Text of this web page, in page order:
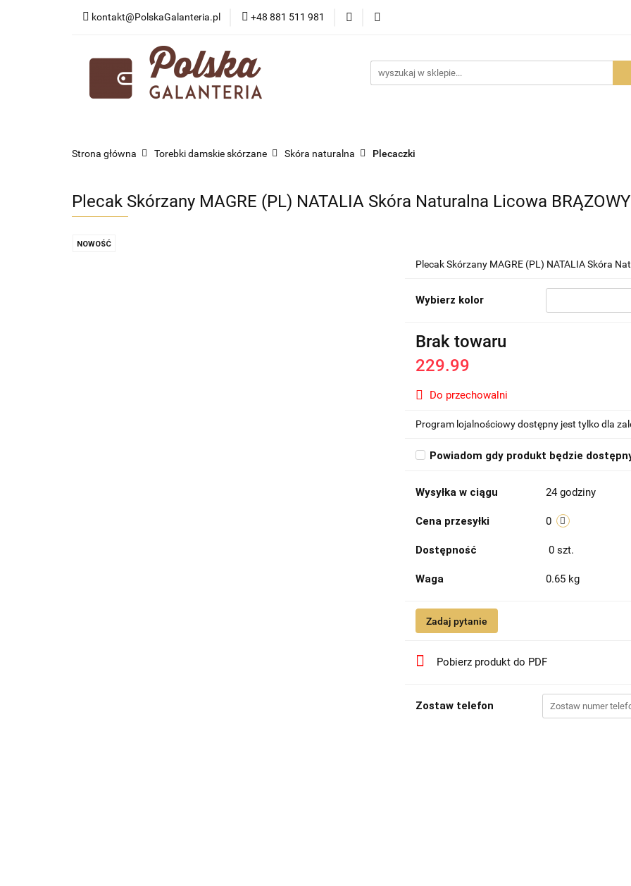
kontakt@PolskaGalanteria.pl +48 881 511 981
KATEGORIE NOWOŚCI PROMOCJE
PORADY I AKTUALNOŚCI
Strona główna Torebki damskie skórzane Skóra naturalna Plecaczki
Plecak Skórzany MAGRE (PL) NATALIA Skóra Naturalna Licowa
NOWOŚĆ
Plecak Skórzany MAGRE (PL) NATALIA Skóra
Wybierz kolor
Brak towaru
229.99
Do przechowalni
Program lojalnościowy dostępny jest tylko dla
Powiadom gdy produkt będzie
Wysyłka w ciągu 24 godziny
Cena przesyłki 0
Dostępność 0 szt.
Waga 0.65 kg
Zadaj pytanie
Pobierz produkt do PDF
Zostaw telefon